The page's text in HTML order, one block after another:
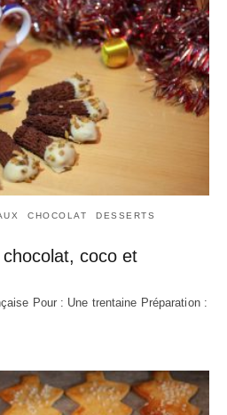
CHOCOLAT DESSERTS
coco et
Pour : Une trentaine Préparation :